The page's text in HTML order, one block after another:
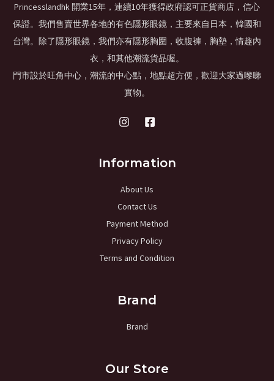
Princesslandhk 開業15年，連續10年獲得政府認可正貨商店，信心
保證。我們售賣世界各地的有色隱形眼鏡，主要來自日本，韓國和
台灣。除了隱形眼鏡，我們亦有隱形胸圍，收腹褲，胸墊，情趣內
衣，和其他潮流貨品喔。
門市設於旺角中心，潮流的中心點，地點超方便，歡迎大家過嚟睇
實物。
Information
About Us
Contact Us
Payment Method
Privacy Policy
Terms and Condition
Brand
Brand
Our Store